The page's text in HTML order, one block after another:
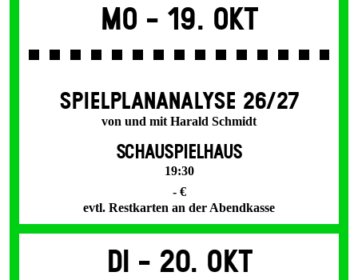
Mo - 19. Okt
SPIEL­PLAN­ANALYSE 26/27
von und mit Harald Schmidt
SCHAUSPIELHAUS
19:30
- €
evtl. Restkarten an der Abendkasse
Di - 20. Okt